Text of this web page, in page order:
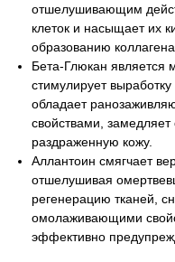
отшелушивающим
клеток и насыщает их
образованию коллагена.
Бета-Глюкан является
стимулирует
обладает
свойствами,
раздраженную кожу.
Аллантоин смягчает
отшелушивая
регенерацию тканей,
омолаживающими
эффективно